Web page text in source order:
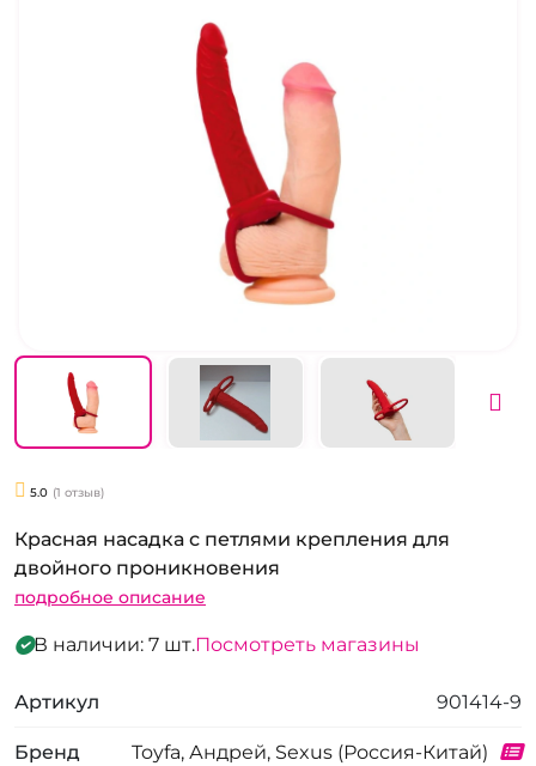
5.0 (1 отзыв)
Красная насадка с петлями крепления для
двойного проникновения
подробное описание
В наличии: 7 шт.Посмотреть магазины
Артикул 901414-9
Бренд Toyfa, Андрей, Sexus (Россия-Китай)